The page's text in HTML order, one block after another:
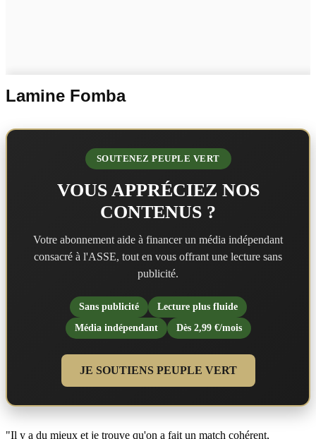
Lamine Fomba
SOUTENEZ PEUPLE VERT
VOUS APPRÉCIEZ NOS
CONTENUS ?
Votre abonnement aide à financer un média indépendant
consacré à l'ASSE, tout en vous offrant une lecture sans
publicité.
Sans publicité
Lecture plus fluide
Média indépendant
Dès 2,99 €/mois
JE SOUTIENS PEUPLE VERT
"Il y a du mieux et je trouve qu'on a fait un match cohérent,